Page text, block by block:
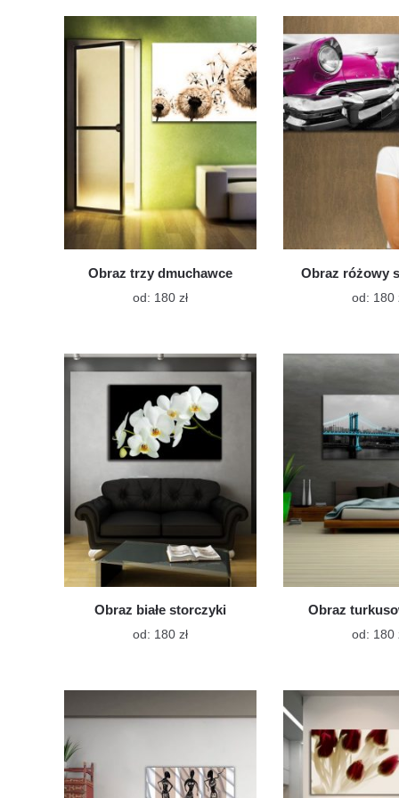
wiele
Opcje
można
wybrać
na
Obraz trzy dmuchawce
od: 180 złTen
wiele
wariantów.
Opcje
można
wybrać
produktu
Obraz różowy
od: 180
Obraz białe storczyki
od: 180 złTen
wiele
wybrać
na
Obraz
od: 180